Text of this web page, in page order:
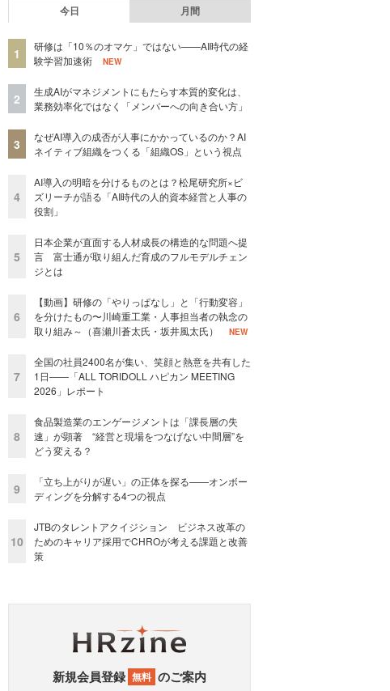
今日 月間
1
研修は「10％のオマケ」ではない——AI時代の経
験学習加速術
NEW
2
生成AIがマネジメントにもたらす本質的変化は、
業務効率化ではなく「メンバーへの向き合い方」
3
なぜAI導入の成否が人事にかかっているのか？AI
ネイティブ組織をつくる「組織OS」という視点
4
AI導入の明暗を分けるものとは？松尾研究所×ビ
ズリーチが語る「AI時代の人的資本経営と人事の
役割」
5
日本企業が直面する人材成長の構造的な問題へ提
言 富士通が取り組んだ育成のフルモデルチェン
ジとは
6
【動画】研修の「やりっぱなし」と「行動変容」
を分けたもの〜川崎重工業・人事担当者の執念の
取り組み～（喜瀬川蒼太氏・坂井風太氏）
NEW
7
全国の社員2400名が集い、笑顔と熱意を共有した
1日――「ALL TORIDOLL ハピカン MEETING
2026」レポート
8
食品製造業のエンゲージメントは「課長層の失
速」が顕著 “経営と現場をつなげない中間層”を
どう変える？
9
「立ち上がりが遅い」の正体を探る——オンボー
ディングを分解する4つの視点
10
JTBのタレントアクイジション ビジネス改革の
ためのキャリア採用でCHROが考える課題と改善
策
新規会員登録 無料 のご案内